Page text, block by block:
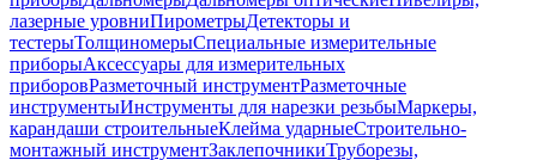
лазерные уровниПирометрыДетекторы и
тестерыТолщиномерыСпециальные измерительные
приборыАксессуары для измерительных
приборовРазметочный инструментРазметочные
инструментыИнструменты для нарезки резьбыМаркеры,
карандаши строительныеКлейма ударныеСтроительно-
монтажный инструментЗаклепочникиТруборезы,